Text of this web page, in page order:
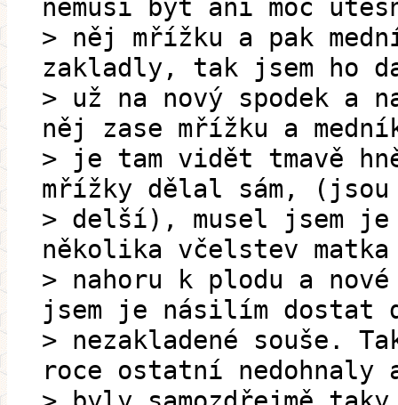
nemusí být ani moc
> něj mřížku a pak
zakladly, tak jsem ho
> už na nový spodek a
něj zase mřížku a
> je tam vidět tmavě
mřížky dělal sám, (jsou
> delší), musel jsem je
několika včelstev
> nahoru k plodu a
jsem je násilím dostat
> nezakladené souše.
roce ostatní